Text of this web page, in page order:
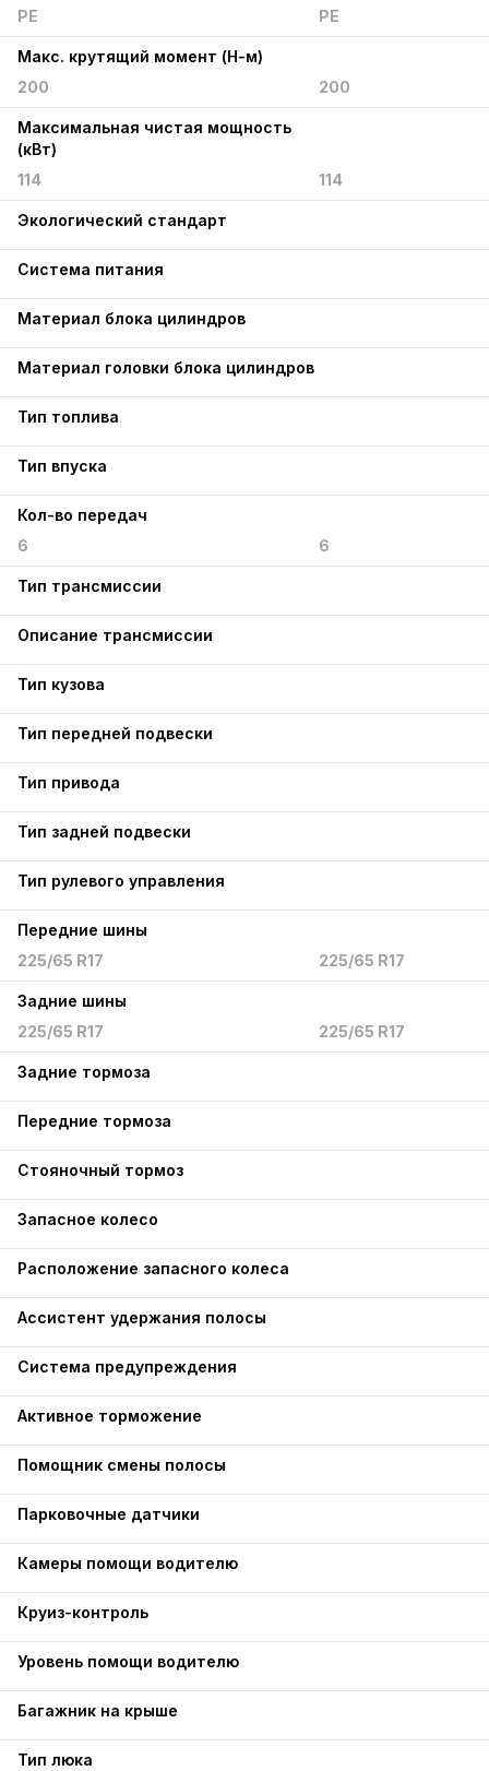
PE PE
Макс. крутящий момент (Н-м)
200
200
Максимальная чистая мощность
(кВт)
114
114
Экологический стандарт
Система питания
Материал блока цилиндров
Материал головки блока цилиндров
Тип топлива
Тип впуска
Кол-во передач
6
6
Тип трансмиссии
Описание трансмиссии
Тип кузова
Тип передней подвески
Тип привода
Тип задней подвески
Тип рулевого управления
Передние шины
225/65 R17
225/65 R17
Задние шины
225/65 R17
225/65 R17
Задние тормоза
Передние тормоза
Стояночный тормоз
Запасное колесо
Расположение запасного колеса
Ассистент удержания полосы
Система предупреждения
Активное торможение
Помощник смены полосы
Парковочные датчики
Камеры помощи водителю
Круиз-контроль
Уровень помощи водителю
Багажник на крыше
Тип люка